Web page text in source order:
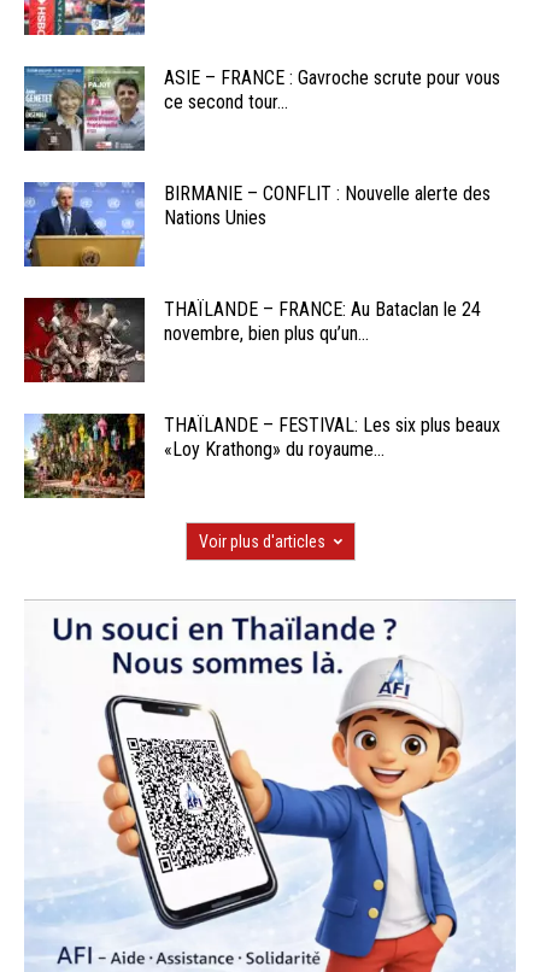
ASIE – FRANCE : Gavroche scrute pour vous
ce second tour...
BIRMANIE – CONFLIT : Nouvelle alerte des
Nations Unies
THAÏLANDE – FRANCE: Au Bataclan le 24
novembre, bien plus qu’un...
THAÏLANDE – FESTIVAL: Les six plus beaux
«Loy Krathong» du royaume...
Voir plus d'articles